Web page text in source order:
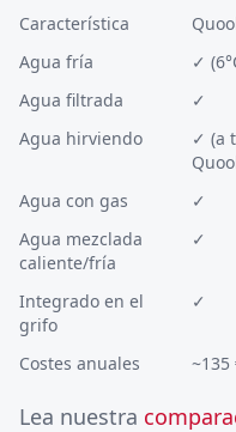
Característica
Agua fría
✓
Agua filtrada
✓
Agua hirviendo
✓ (a
Agua con gas ✓
Agua mezclada
caliente/fría
✓
Integrado en el
grifo
✓
Costes anuales
~135
Lea nuestra